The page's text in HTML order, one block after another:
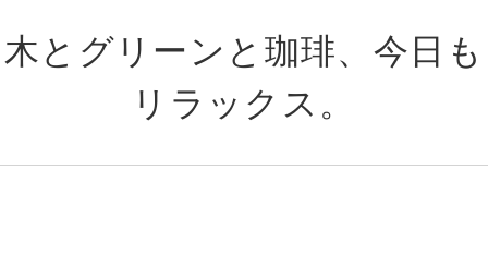
木とグリーンと珈琲、今日も
リラックス。